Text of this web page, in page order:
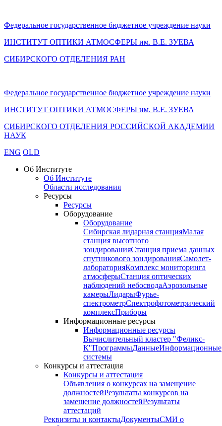
Федеральное государственное бюджетное учреждение науки
ИНСТИТУТ ОПТИКИ АТМОСФЕРЫ им. В.Е. ЗУЕВА
СИБИРСКОГО ОТДЕЛЕНИЯ РАН
Федеральное государственное бюджетное учреждение науки
ИНСТИТУТ ОПТИКИ АТМОСФЕРЫ им. В.Е. ЗУЕВА
СИБИРСКОГО ОТДЕЛЕНИЯ РОССИЙСКОЙ АКАДЕМИИ
НАУК
ENG OLD
Об Институте
Об Институте
Области исследования
Ресурсы
Ресурсы
Оборудование
Оборудование
Сибирская лидарная станцияМалая
станция высотного
зондированияСтанция приема данных
спутникового зондированияСамолет-
лабораторияКомплекс мониторинга
атмосферыСтанция оптических
наблюдений небосводаАэрозольные
камерыЛидарыФурье-
спектрометрСпектрофотометрический
комплексПриборы
Информационные ресурсы
Информационные ресурсы
Вычислительный кластер "Феликс-
К"ПрограммыДанныеИнформационные
системы
Конкурсы и аттестация
Конкурсы и аттестация
Объявления о конкурсах на замещение
должностейРезультаты конкурсов на
замещение должностейРезультаты
аттестаций
Реквизиты и контактыДокументыСМИ о